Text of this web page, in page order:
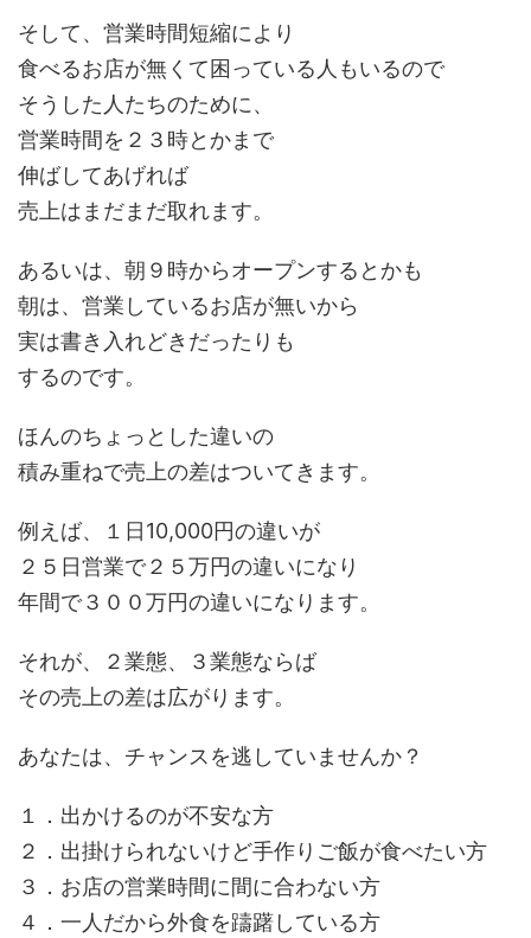
そして、営業時間短縮により
食べるお店が無くて困っている人もいるので
そうした人たちのために、
営業時間を２３時とかまで
伸ばしてあげれば
売上はまだまだ取れます。
あるいは、朝９時からオープンするとかも
朝は、営業しているお店が無いから
実は書き入れどきだったりも
するのです。
ほんのちょっとした違いの
積み重ねで売上の差はついてきます。
例えば、１日10,000円の違いが
２５日営業で２５万円の違いになり
年間で３００万円の違いになります。
それが、２業態、３業態ならば
その売上の差は広がります。
あなたは、チャンスを逃していませんか？
１．出かけるのが不安な方
２．出掛けられないけど手作りご飯が食べたい方
３．お店の営業時間に間に合わない方
４．一人だから外食を躊躇している方